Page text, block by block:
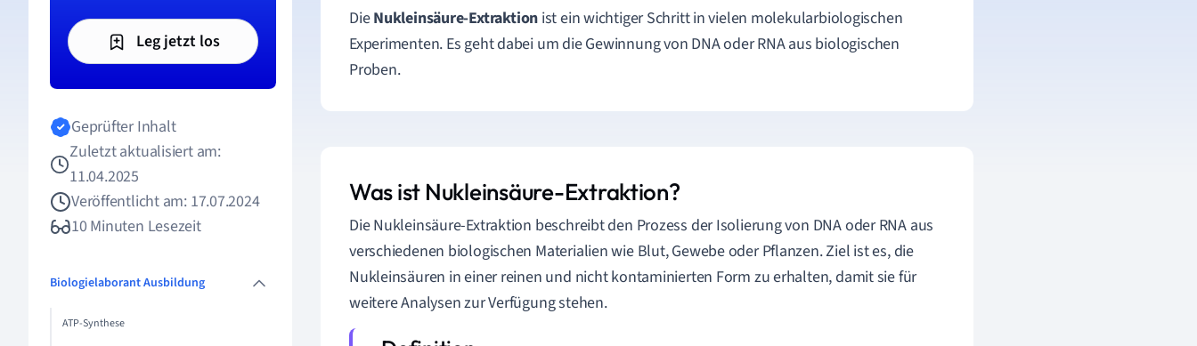
Leg jetzt los
Geprüfter Inhalt
Zuletzt aktualisiert am:
11.04.2025
Veröffentlicht am: 17.07.2024
10 Minuten Lesezeit
Biologielaborant Ausbildung
ATP-Synthese
DieNukleinsäure-Extraktion ist ein wichtiger Schritt in vielen molekularbiologischen
Experimenten. Es geht dabei um die Gewinnung von DNA oder RNA aus biologischen
Proben.
Was ist Nukleinsäure-Extraktion?
Die Nukleinsäure-Extraktion beschreibt den Prozess der Isolierung von DNA oder RNA aus
verschiedenen biologischen Materialien wie Blut, Gewebe oder Pflanzen. Ziel ist es, die
Nukleinsäuren in einer reinen und nicht kontaminierten Form zu erhalten, damit sie für
weitere Analysen zur Verfügung stehen.